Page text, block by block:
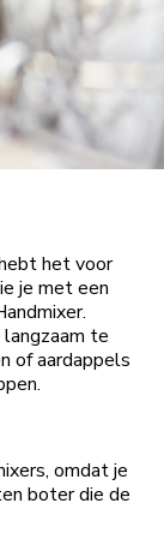
het voor
je met een
te
of aardappels
omdat je
boter die de